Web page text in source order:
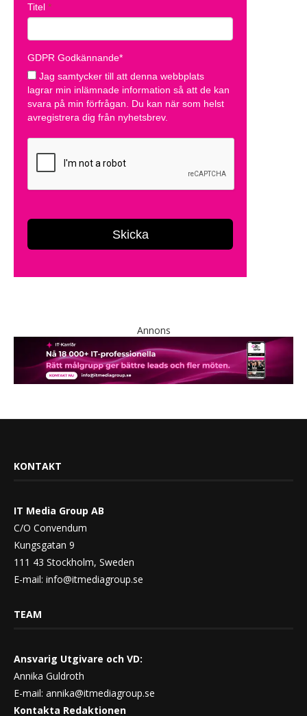
Annons
KONTAKT
IT Media Group AB
C/O Convendum
Kungsgatan 9
111 43 Stockholm, Sweden
E-mail: info@itmediagroup.se
TEAM
Ansvarig Utgivare och VD:
Annika Guldroth
E-mail: annika@itmediagroup.se
Kontakta Redaktionen